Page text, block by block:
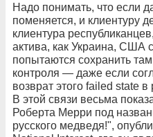
Надо понимать, что если
поменяется, и клиентуру
клиентура
актива, как Украина, США
попытаются сохранить
контроля — даже если
возврат этого failed state
В этой связи весьма
Роберта Мерри под
русского медведя!",